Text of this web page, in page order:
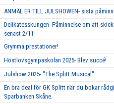
ANMÄL ER TILL JULSHOWEN- sista
Delikatesskungen- Påminnelse om att
senast 2/11
Grymma prestationer!
Höstlovsgympaskolan 2025- Blev succé!
Julshow 2025- "The Splitt Musical"
En bra deal för GK Splitt när du bokar
Sparbanken Skåne.